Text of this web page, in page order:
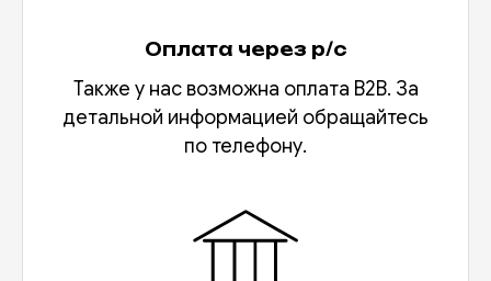
Оплата через р/с
Также у нас возможна оплата В2В. За
детальной информацией обращайтесь
по телефону.